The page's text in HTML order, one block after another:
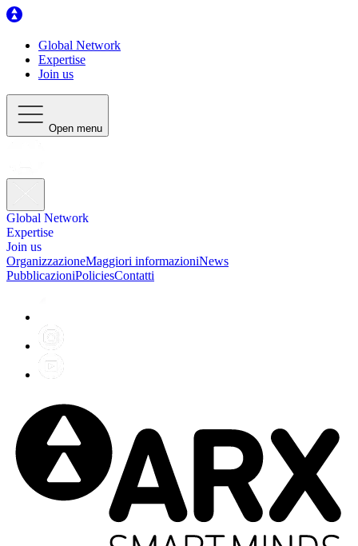
Global Network
Expertise
Join us
Open menu
Global Network
Expertise
Join us
OrganizzazioneMaggiori informazioniNews
PubblicazioniPoliciesContatti